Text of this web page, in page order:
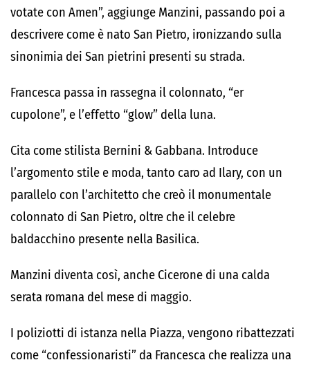
votate con Amen”, aggiunge Manzini, passando poi a
descrivere come è nato San Pietro, ironizzando sulla
sinonimia dei San pietrini presenti su strada.
Francesca passa in rassegna il colonnato, “er
cupolone”, e l’effetto “glow” della luna.
Cita come stilista Bernini & Gabbana. Introduce
l’argomento stile e moda, tanto caro ad Ilary, con un
parallelo con l’architetto che creò il monumentale
colonnato di San Pietro, oltre che il celebre
baldacchino presente nella Basilica.
Manzini diventa così, anche Cicerone di una calda
serata romana del mese di maggio.
I poliziotti di istanza nella Piazza, vengono ribattezzati
come “confessionaristi” da Francesca che realizza una